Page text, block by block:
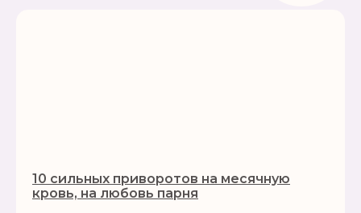
10 сильных приворотов на месячную
кровь, на любовь парня